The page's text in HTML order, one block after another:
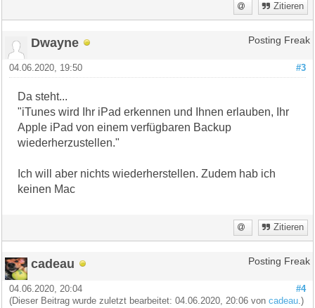
Zitieren
Dwayne Posting Freak
#3
04.06.2020, 19:50
Da steht...
"iTunes wird Ihr iPad erkennen und Ihnen erlauben, Ihr
Apple iPad von einem verfügbaren Backup
wiederherzustellen."
Ich will aber nichts wiederherstellen. Zudem hab ich
keinen Mac
Zitieren
cadeau Posting Freak
#4
04.06.2020, 20:04
(Dieser Beitrag wurde zuletzt bearbeitet: 04.06.2020, 20:06 voncadeau .)